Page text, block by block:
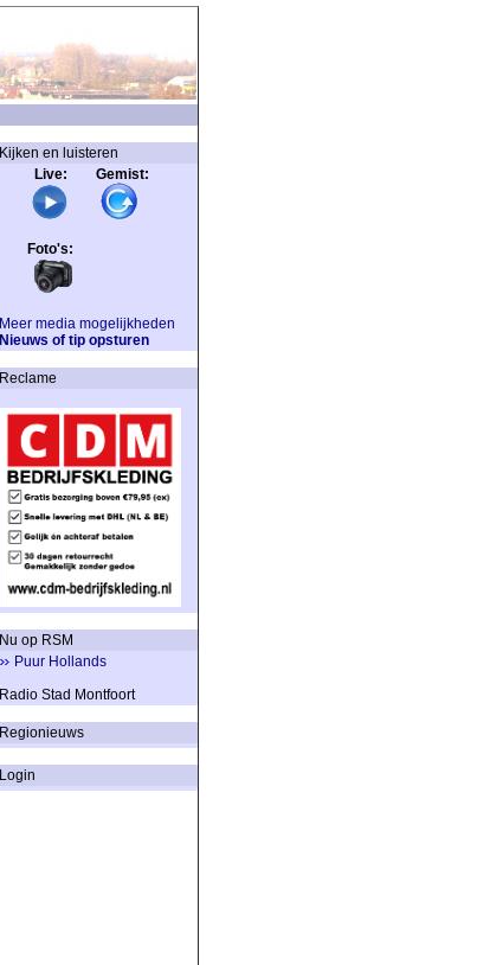
Kijken en luisteren
Live: Gemist:
Foto's:
Meer media mogelijkheden
Nieuws of tip opsturen
Reclame
Nu op RSM
Puur Hollands
Radio Stad Montfoort
Regionieuws
Login